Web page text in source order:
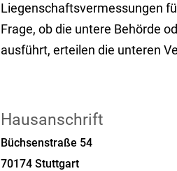
Liegenschaftsvermessungen
Frage, ob die untere Behörde
ausführt, erteilen die unteren
Hausanschrift
Büchsenstraße 54
70174 Stuttgart